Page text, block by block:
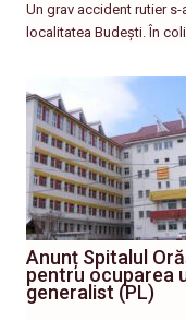
Un grav accident rutier
localitatea Budești. În
Anunț Spitalul
pentru ocuparea
generalist (PL)